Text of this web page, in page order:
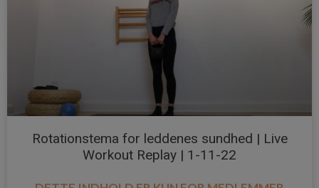
Rotationstema for leddenes sundhed | Live
Workout Replay | 1-11-22